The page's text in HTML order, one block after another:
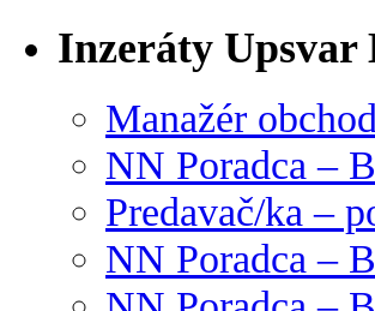
Inzeráty Upsvar
Manažér
NN Poradca –
Predavač/ka –
NN Poradca –